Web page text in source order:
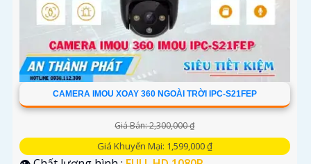
CAMERA IMOU XOAY 360 NGOÀI TRỜI IPC-S21FEP
Giá Bán: 2,300,000 ₫
Giá Khuyến Mại: 1,599,000 ₫